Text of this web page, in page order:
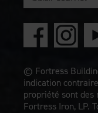
© Fortress
indication
propriété sont des
Fortress Iron, LP.